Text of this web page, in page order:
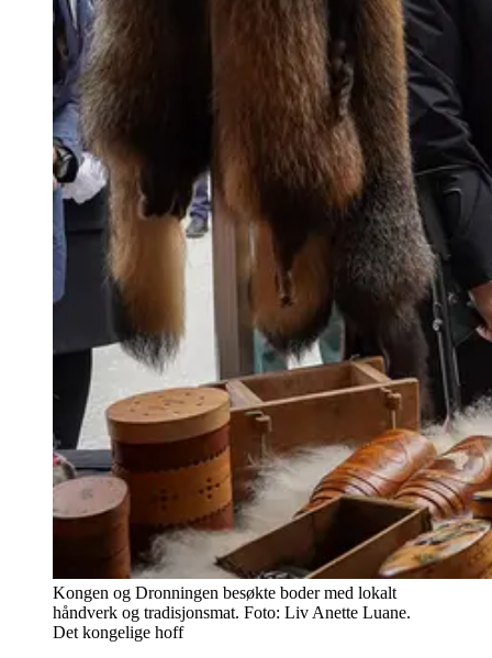
Kongen og Dronningen besøkte boder med lokalt
håndverk og tradisjonsmat. Foto: Liv Anette Luane.
Det kongelige hoff